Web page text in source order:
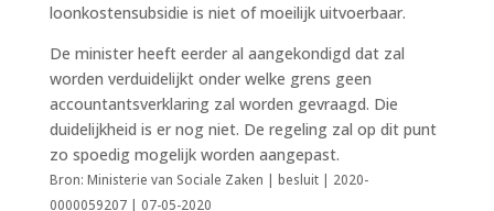
loonkostensubsidie is niet of moeilijk uitvoerbaar.
De minister heeft eerder al aangekondigd dat zal
worden verduidelijkt onder welke grens geen
accountantsverklaring zal worden gevraagd. Die
duidelijkheid is er nog niet. De regeling zal op dit punt
zo spoedig mogelijk worden aangepast.
Bron: Ministerie van Sociale Zaken | besluit | 2020-
0000059207 | 07-05-2020